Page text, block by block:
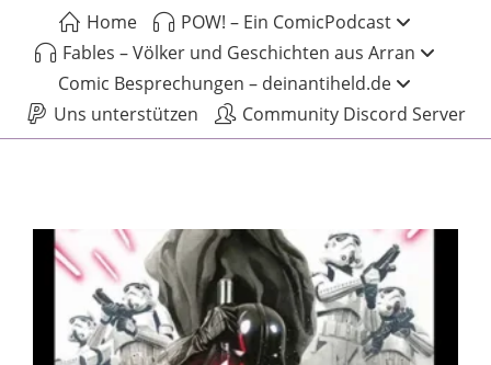
Home
POW! – Ein ComicPodcast
Fables – Völker und Geschichten aus Arran
Comic Besprechungen – deinantiheld.de
Uns unterstützen
Community Discord Server